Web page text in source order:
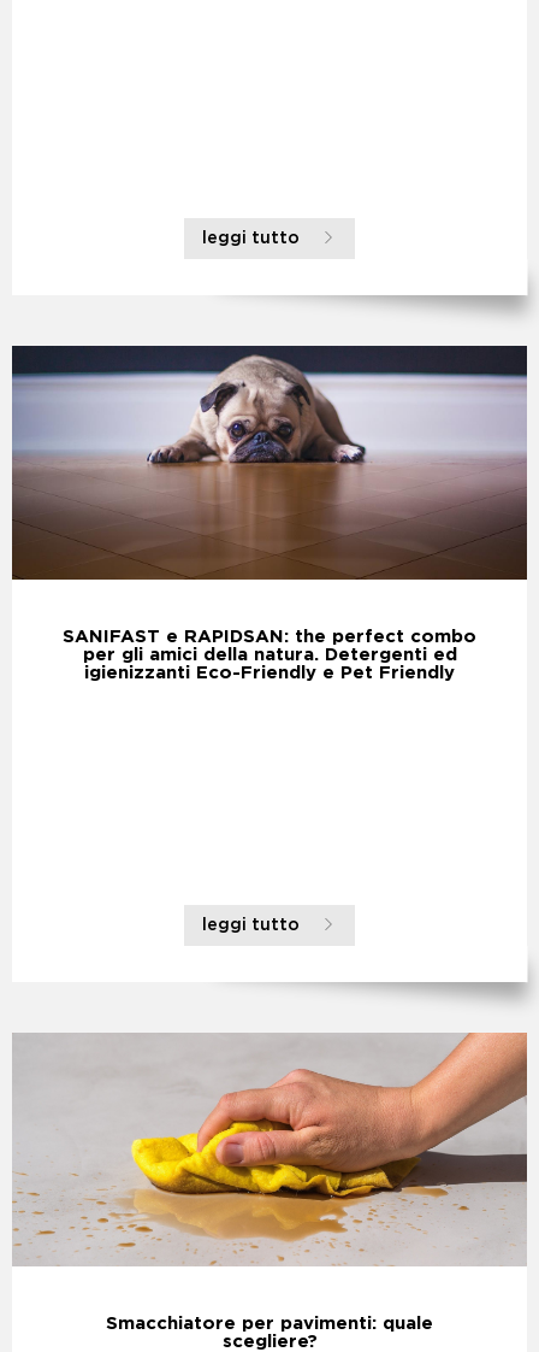
leggi tutto
SANIFAST e RAPIDSAN: the perfect combo
per gli amici della natura. Detergenti ed
igienizzanti Eco-Friendly e Pet Friendly
leggi tutto
Smacchiatore per pavimenti: quale
scegliere?